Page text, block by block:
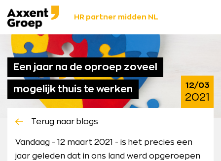
naar
content
Axxent
Groep
HR partner midden NL
Een jaar na de oproep zoveel
mogelijk thuis te werken 12/03
2021
Terug naar blogs
Vandaag - 12 maart 2021 - is het precies een
jaar geleden dat in ons land werd opgeroepen